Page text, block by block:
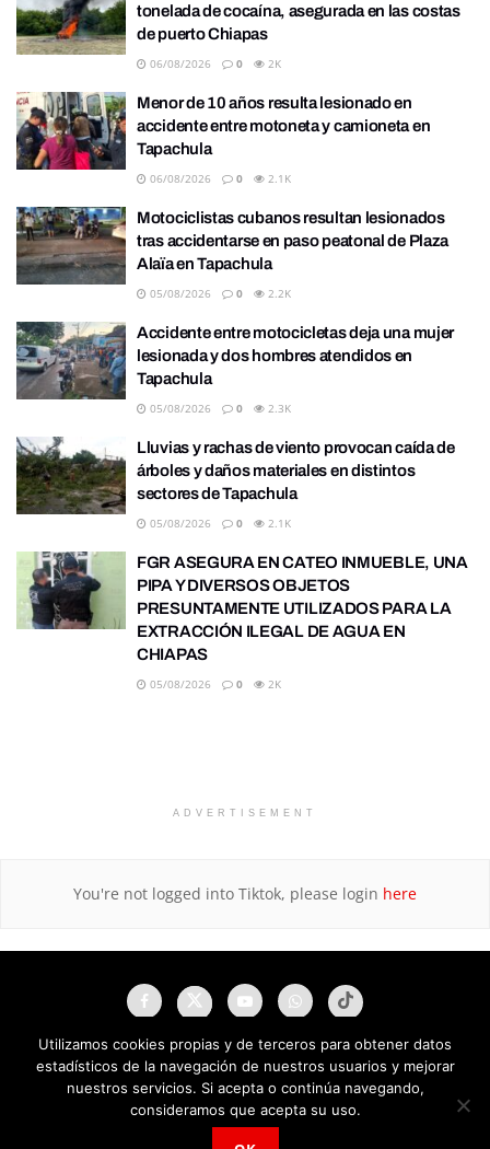
tonelada de cocaína, asegurada en las costas
de puerto Chiapas
06/08/2026 0 2K
Menor de 10 años resulta lesionado en
accidente entre motoneta y camioneta en
Tapachula
06/08/2026 0 2.1K
Motociclistas cubanos resultan lesionados
tras accidentarse en paso peatonal de Plaza
Alaïa en Tapachula
05/08/2026 0 2.2K
Accidente entre motocicletas deja una mujer
lesionada y dos hombres atendidos en
Tapachula
05/08/2026 0 2.3K
Lluvias y rachas de viento provocan caída de
árboles y daños materiales en distintos
sectores de Tapachula
05/08/2026 0 2.1K
FGR ASEGURA EN CATEO INMUEBLE, UNA
PIPA Y DIVERSOS OBJETOS
PRESUNTAMENTE UTILIZADOS PARA LA
EXTRACCIÓN ILEGAL DE AGUA EN
CHIAPAS
05/08/2026 0 2K
ADVERTISEMENT
You're not logged into Tiktok, please login here
Utilizamos cookies propias y de terceros para obtener datos
estadísticos de la navegación de nuestros usuarios y mejorar
nuestros servicios. Si acepta o continúa navegando,
consideramos que acepta su uso.